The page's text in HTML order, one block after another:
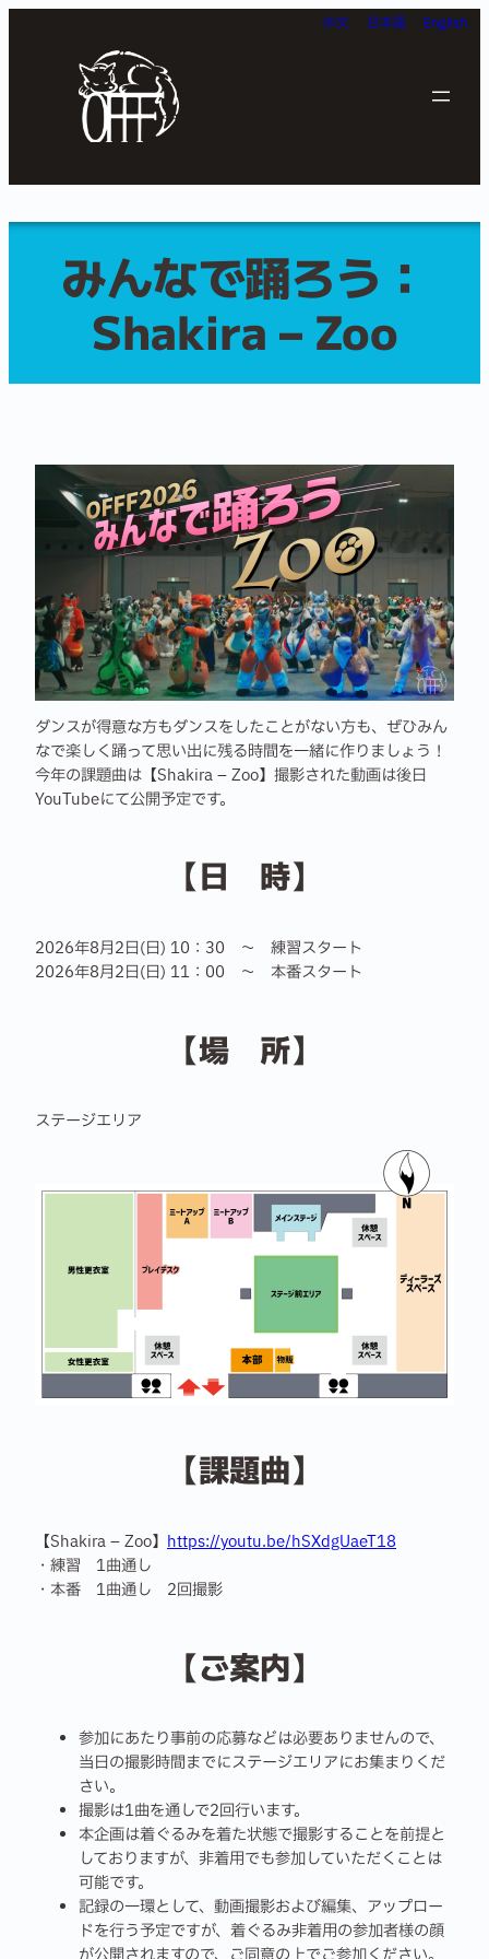
English
日本語
中文
みんなで踊ろう：
Shakira – Zoo
ダンスが得意な方もダンスをしたことがない方も、ぜひみん
なで楽しく踊って思い出に残る時間を一緒に作りましょう！
今年の課題曲は【Shakira – Zoo】撮影された動画は後日
YouTubeにて公開予定です。
【日 時】
2026年8月2日(日) 10：30 ～ 練習スタート
2026年8月2日(日) 11：00 ～ 本番スタート
【場 所】
ステージエリア
【課題曲】
【Shakira – Zoo】 https://youtu.be/hSXdgUaeT18
・練習 1曲通し
・本番 1曲通し 2回撮影
【ご案内】
参加にあたり事前の応募などは必要ありませんので、
当日の撮影時間までにステージエリアにお集まりくだ
さい。
撮影は1曲を通しで2回行います。
本企画は着ぐるみを着た状態で撮影することを前提と
しておりますが、非着用でも参加していただくことは
可能です。
記録の一環として、動画撮影および編集、アップロー
ドを行う予定ですが、着ぐるみ非着用の参加者様の顔